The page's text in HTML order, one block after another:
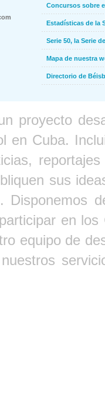
Concursos sobre
Estadísticas de la
Serie 50, la Serie
Mapa de nuestra
Directorio de
proyecto
en Cuba.
sus
Disponemos
en
equipo de